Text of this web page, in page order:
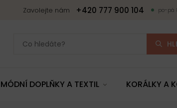
Zavolejte nám +420 777 900 104 po-pá
MÓDNÍ DOPLŇKY A TEXTIL KORÁLKY A